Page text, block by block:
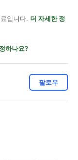
입니다. 더 자세한 정
하나요?
팔로우